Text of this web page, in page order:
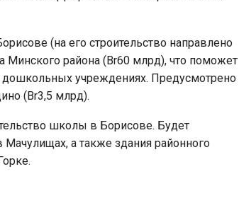
(на его строительство направлено
Минского района (Br60 млрд), что поможет
учреждениях. Предусмотрено
(Br3,5 млрд).
школы в Борисове. Будет
Мачулищах, а также здания районного